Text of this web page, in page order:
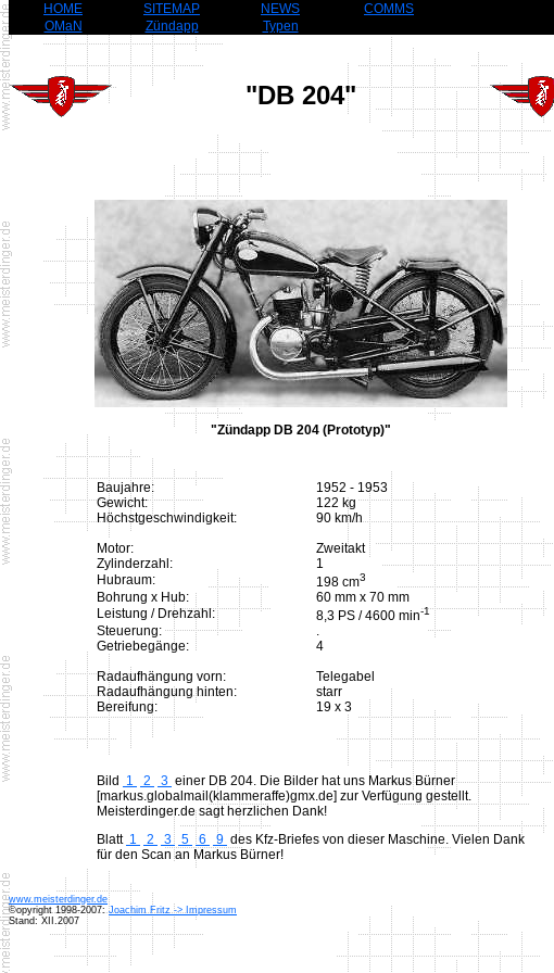
HOME SITEMAP NEWS
COMMS
OMaN
Zündapp Typen
"DB 204"
"Zündapp DB 204 (Prototyp)"
Baujahre:
1952 - 1953
Gewicht:
122 kg
Höchstgeschwindigkeit:
90 km/h
Motor:
Zweitakt
Zylinderzahl:
1
Hubraum:
198 cm3
Bohrung x Hub:
60 mm x 70 mm
Leistung / Drehzahl:
8,3 PS / 4600 min-1
Steuerung:
.
Getriebegänge:
4
Radaufhängung vorn:
Telegabel
Radaufhängung hinten:
starr
Bereifung:
19 x 3
Bild 1 2 3 einer DB 204. Die Bilder hat uns Markus Bürner
[markus.globalmail(klammeraffe)gmx.de] zur Verfügung gestellt.
Meisterdinger.de sagt herzlichen Dank!
Blatt 1 2 3 5 6 9 des Kfz-Briefes von dieser Maschine. Vielen Dank
für den Scan an Markus Bürner!
www.meisterdinger.de
©opyright 1998-2007:Joachim Fritz -> Impressum
Stand: XII.2007